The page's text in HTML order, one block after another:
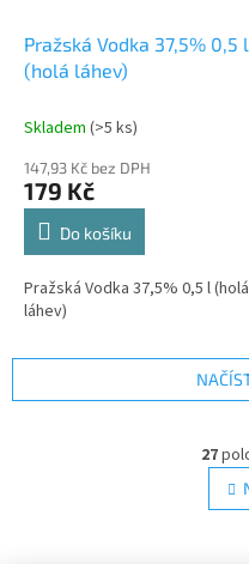
Pražská Vodka 37,5% 0,5 l
(holá láhev)
Skladem (>5 ks)
147,93 Kč bez DPH
179 Kč
Do košíku
Pražská Vodka 37,5% 0,5 l (holá
láhev)
27